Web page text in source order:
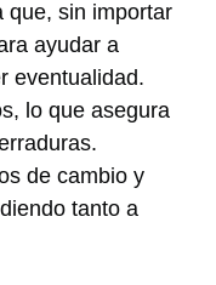
que, sin importar
ayudar a
eventualidad.
lo que asegura
de cambio y
tanto a